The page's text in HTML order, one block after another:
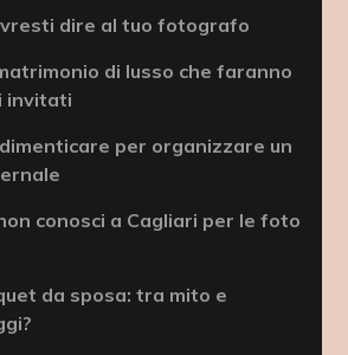
dire al tuo fotografo
di lusso che faranno
invitati
per organizzare un
conosci a Cagliari per le foto
da sposa: tra mito e